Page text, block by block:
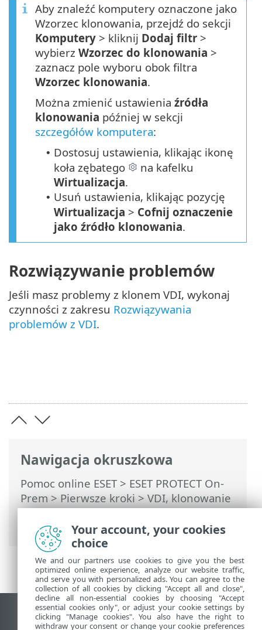
Nawigacja okruszkowa
Pomoc online ESET> ESET PROTECT On-
Prem>Pierwsze kroki>VDI, klonowanie
i wykrywanie sprzętu> Główny do
klonowania
Aby znaleźć komputery oznaczone jako
Wzorzec klonowania, przejdź do sekcji
Komputery > kliknij Dodaj filtr >
wybierz Wzorzec do klonowania >
zaznacz pole wyboru obok filtra
Wzorzec klonowania.
Można zmienić ustawienia źródła
klonowania później w sekcji
szczegółów komputera:
• Dostosuj ustawienia, klikając ikonę
koła zębatego
na kafelku
Wirtualizacja.
• Usuń ustawienia, klikając pozycję
Wirtualizacja > Cofnij oznaczenie
jako źródło klonowania.
Rozwiązywanie problemów
Jeśli masz problemy z klonem VDI, wykonaj
czynności z zakresu Rozwiązywania
problemów z VDI.
Wyświetl witrynę internetową dla
Your account, your cookies
choice
We and our partners use cookies to give you the best
optimized online experience, analyze our website traffic,
and serve you with personalized ads. You can agree to the
collection of all cookies by clicking "Accept all and close",
decline all non-essential cookies by choosing "Accept
essential cookies only", or adjust your cookie settings by
clicking "Manage cookies". You also have the right to
withdraw your consent or change your cookie preferences